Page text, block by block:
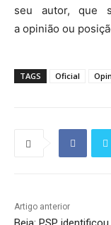
seu autor, que
a opinião ou
TAGS Oficial
Artigo anterior